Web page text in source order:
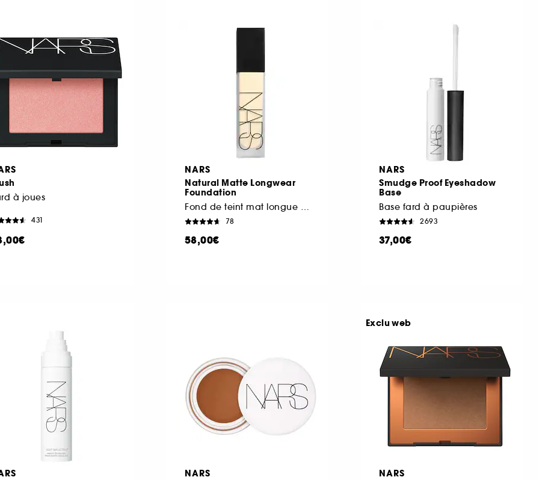
à joues
431
NARS
Natural Matte Longwear
Foundation
Fond de teint mat longue durée
78
58,00€
NARS
Smudge Proof Eyeshadow
Base
Base fard à paupières
2693
37,00€
NARS
NARS
Exclu web